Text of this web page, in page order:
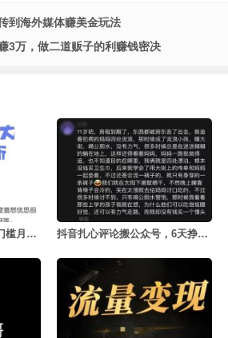
到海外媒体赚美金玩法
3万，做二道贩子的利赚钱密决
小红书养生科普笔记，0门槛月赚5000+ 抖音扎心评论搬公众号，6天挣了1653元